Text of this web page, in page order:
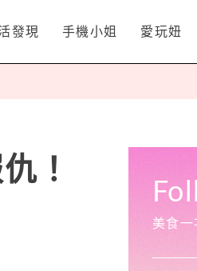
發現 手機小姐 愛玩妞
！
美食